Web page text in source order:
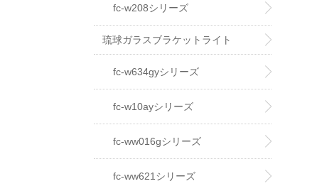
fc-w208シリーズ
琉球ガラスブラケットライト
fc-w634gyシリーズ
fc-w10ayシリーズ
fc-ww016gシリーズ
fc-ww621シリーズ